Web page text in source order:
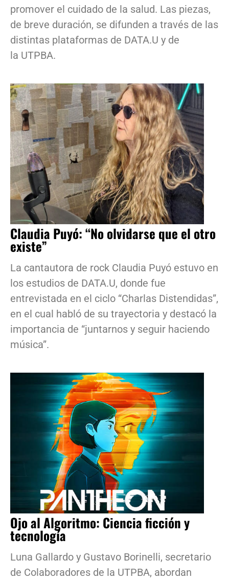
promover el cuidado de la salud. Las piezas,
de breve duración, se difunden a través de las
distintas plataformas de DATA.U y de
la UTPBA.
Claudia Puyó: “No olvidarse que el otro
existe”
La cantautora de rock Claudia Puyó estuvo en
los estudios de DATA.U, donde fue
entrevistada en el ciclo “Charlas Distendidas”,
en el cual habló de su trayectoria y destacó la
importancia de “juntarnos y seguir haciendo
música”.
Ojo al Algoritmo: Ciencia ficción y
tecnología
Luna Gallardo y Gustavo Borinelli, secretario
de Colaboradores de la UTPBA, abordan